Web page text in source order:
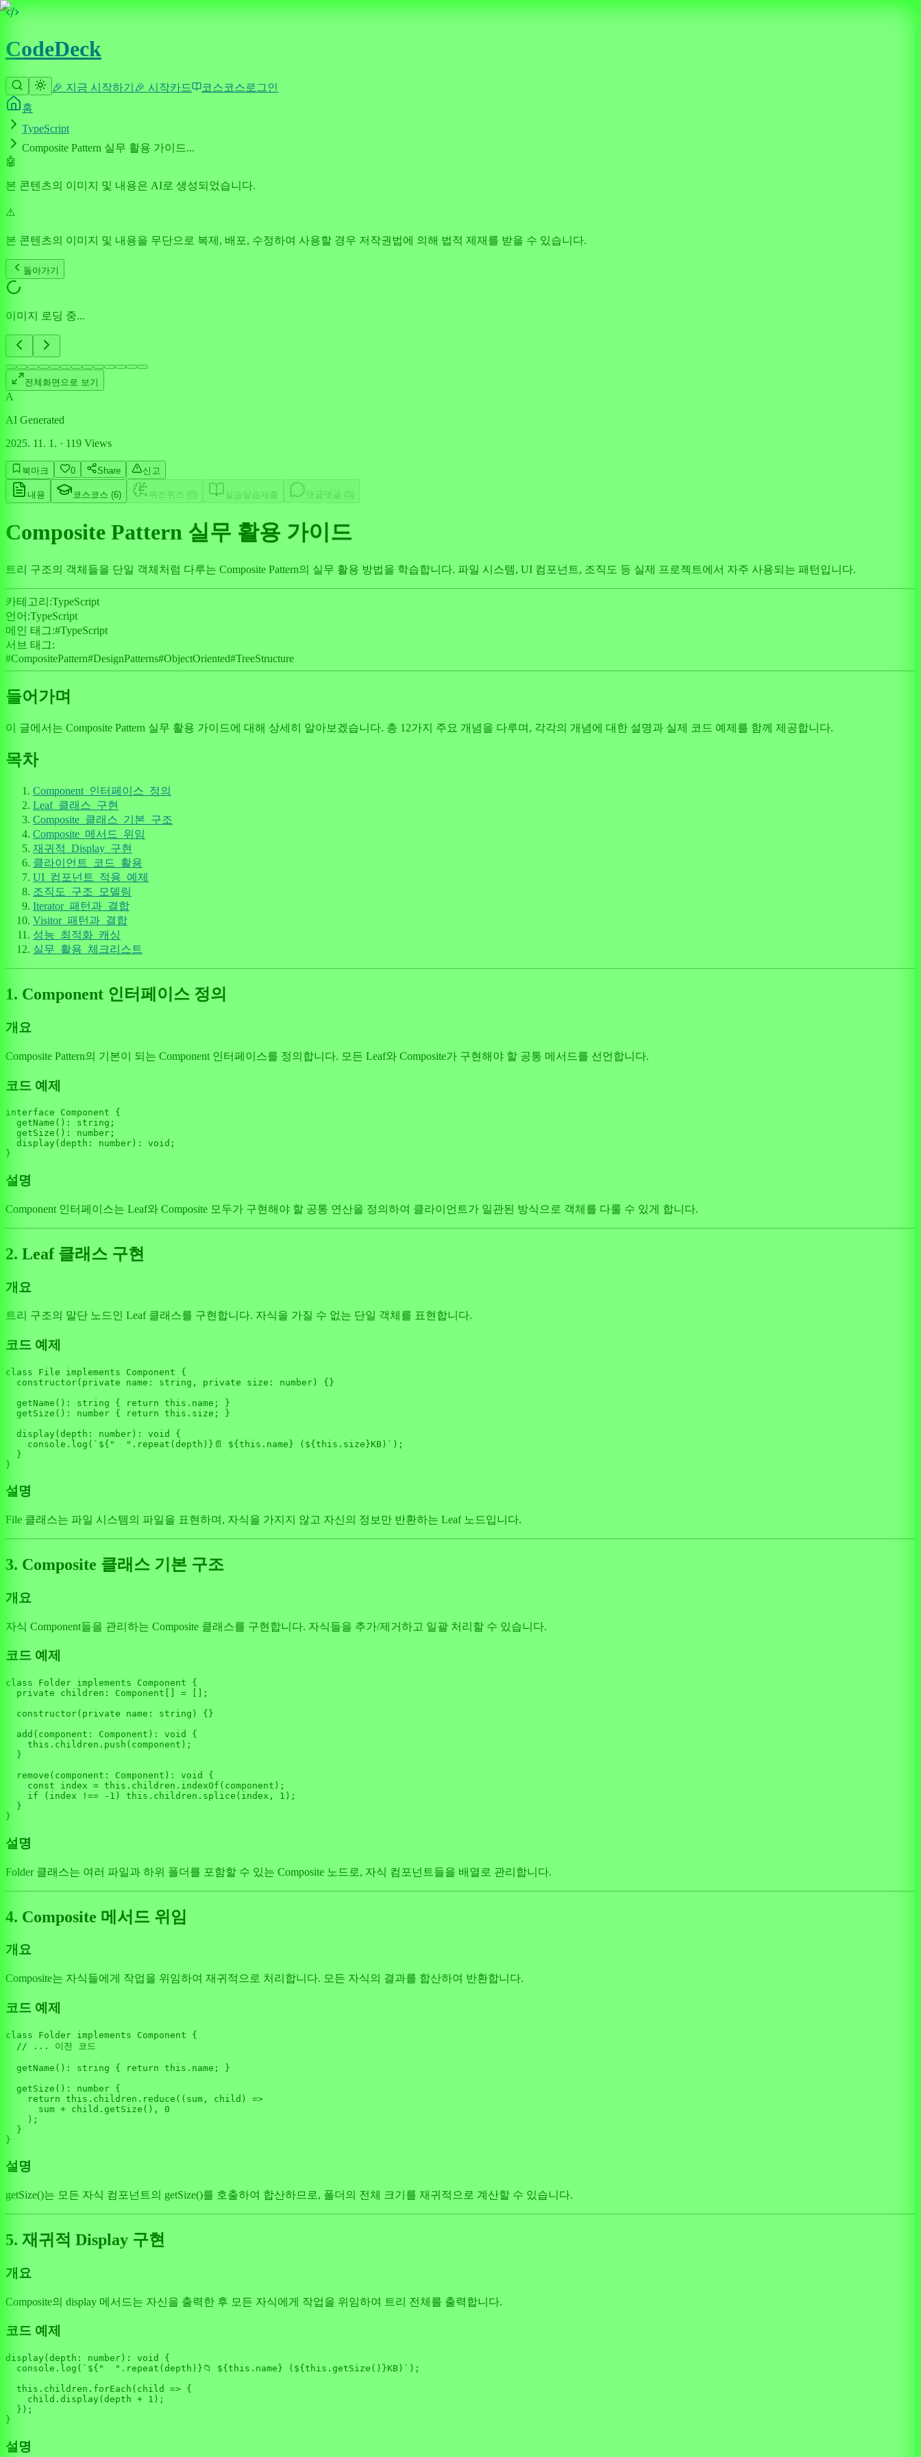
CodeDeck
🎉 지금 시작하기 🎉 시작카드 코스코스 로그인
홈
TypeScript
Composite Pattern 실무 활용 가이드...
🤖
본 콘텐츠의 이미지 및 내용은 AI로 생성되었습니다.
⚠️
본 콘텐츠의 이미지 및 내용을 무단으로 복제, 배포, 수정하여 사용할 경우 저작권법에 의해 법적 제재를 받을 수 있습니다.
돌아가기
이미지 로딩 중...
전체화면으로 보기
A
AI Generated
2025. 11. 1. · 119 Views
북마크 0 Share 신고
내용 코스 코스 (6) 퀴즈 퀴즈 (0 ) 실습실습제출 댓글 댓글 (0 )
Composite Pattern 실무 활용 가이드
트리 구조의 객체들을 단일 객체처럼 다루는 Composite Pattern의 실무 활용 방법을 학습합니다. 파일 시스템, UI 컴포넌트, 조직도 등 실제 프로젝트에서 자주 사용되는 패턴입니다.
카테고리:TypeScript
언어:TypeScript
메인 태그:#TypeScript
서브 태그:
#CompositePattern#DesignPatterns#ObjectOriented#TreeStructure
들어가며
이 글에서는 Composite Pattern 실무 활용 가이드에 대해 상세히 알아보겠습니다. 총 12가지 주요 개념을 다루며, 각각의 개념에 대한 설명과 실제 코드 예제를 함께 제공합니다.
목차
Component_인터페이스_정의
Leaf_클래스_구현
Composite_클래스_기본_구조
Composite_메서드_위임
재귀적_Display_구현
클라이언트_코드_활용
UI_컴포넌트_적용_예제
조직도_구조_모델링
Iterator_패턴과_결합
Visitor_패턴과_결합
성능_최적화_캐싱
실무_활용_체크리스트
1. Component 인터페이스 정의
개요
Composite Pattern의 기본이 되는 Component 인터페이스를 정의합니다. 모든 Leaf와 Composite가 구현해야 할 공통 메서드를 선언합니다.
코드 예제
interface Component {
getName (): string ;
getSize (): number ;
display ( depth : number ): void ;
설명
Component 인터페이스는 Leaf와 Composite 모두가 구현해야 할 공통 연산을 정의하여 클라이언트가 일관된 방식으로 객체를 다룰 수 있게 합니다.
2. Leaf 클래스 구현
개요
트리 구조의 말단 노드인 Leaf 클래스를 구현합니다. 자식을 가질 수 없는 단일 객체를 표현합니다.
코드 예제
class File implements Component {
constructor( private name : string , private size : number ) {}
getName (): string { return this . name ; }
getSize (): number { return this . size ; }
display ( depth : number ): void
{
console . log ( ` ${ "  " .repeat(depth)} 📄 ${ this .name} ( ${ this .size}KB)` );
  }
설명
File 클래스는 파일 시스템의 파일을 표현하며, 자식을 가지지 않고 자신의 정보만 반환하는 Leaf 노드입니다.
3. Composite 클래스 기본 구조
개요
자식 Component들을 관리하는 Composite 클래스를 구현합니다. 자식들을 추가/제거하고 일괄 처리할 수 있습니다.
코드 예제
class Folder implements Component {
private
children : Component [] = [];
constructor( private name : string ) {}
add ( component : Component ): void
{
this . children . push (component);
  }
remove ( component : Component ): void
{
const index = this . children . indexOf (component);
if (index !== - 1 ) this . children . splice (index, 1 );
  }
설명
Folder 클래스는 여러 파일과 하위 폴더를 포함할 수 있는 Composite 노드로, 자식 컴포넌트들을 배열로 관리합니다.
4. Composite 메서드 위임
개요
Composite는 자식들에게 작업을 위임하여 재귀적으로 처리합니다. 모든 자식의 결과를 합산하여 반환합니다.
코드 예제
class Folder implements Component {
// ... 이전 코드
getName (): string { return this . name ; }
getSize (): number {
return
this . children . reduce ( ( sum, child ) =>
      sum + child.
getSize (), 0
    );
  }
설명
getSize()는 모든 자식 컴포넌트의 getSize()를 호출하여 합산하므로, 폴더의 전체 크기를 재귀적으로 계산할 수 있습니다.
5. 재귀적 Display 구현
개요
Composite의 display 메서드는 자신을 출력한 후 모든 자식에게 작업을 위임하여 트리 전체를 출력합니다.
코드 예제
display ( depth : number ): void
{
console . log ( ` ${ "  " .repeat(depth)} 📁 ${ this .name} ( ${ this .getSize()}KB)` );
this . children . forEach ( child => {
    child.
display (depth + 1 );
  });
설명